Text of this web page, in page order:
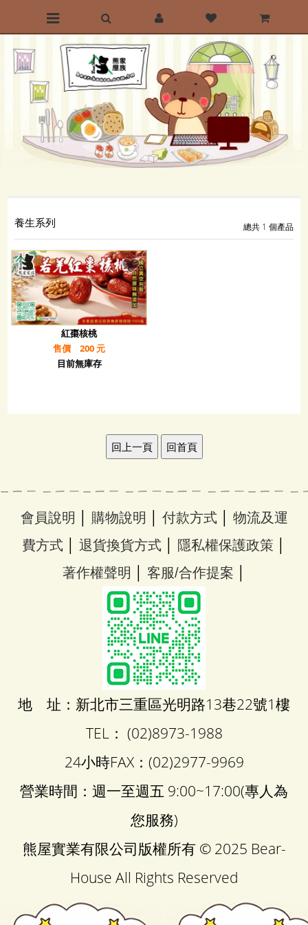
最愛清單
養生系列 總共 1 個產品
紅棗核桃
售價 200 元
目前無庫存
會員說明 購物說明 付款方式│
物流及運
費方式
退貨換貨方式 隱私權保護政策
著作權聲明 客服/合作提案
地 址：新北市三重區光明路13巷22號1樓
TEL： (02)8973-1988
24小時FAX：(02)2977-9969
營業時間：週一至週五 9:00~17:00(專人為
您服務)
熊屋實業有限公司版權所有 © 2025 Bear-
House All Rights Reserved